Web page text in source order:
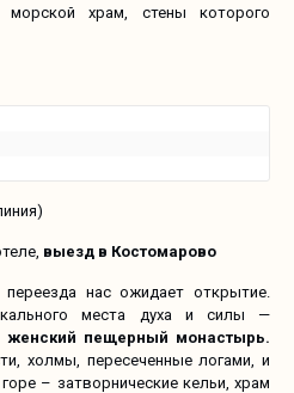
морской храм, стены которого
выезд в Костомарово
нас ожидает открытие.
места духа и силы —
женский пещерный монастырь.
холмы, пересеченные логами, и
– затворнические кельи, храм